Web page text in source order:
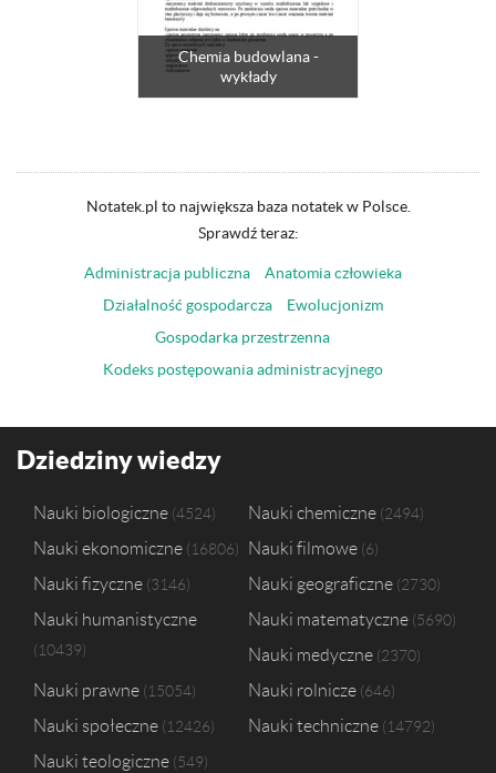
Chemia budowlana -
wykłady
Notatek.pl to największa baza notatek w Polsce.
Sprawdź teraz:
Administracja publiczna
Anatomia człowieka
Działalność gospodarcza
Ewolucjonizm
Gospodarka przestrzenna
Kodeks postępowania administracyjnego
Dziedziny wiedzy
Nauki biologiczne 4524 Nauki chemiczne 2494
Nauki ekonomiczne 16806 Nauki filmowe 6
Nauki fizyczne 3146 Nauki geograficzne 2730
Nauki humanistyczne
10439
Nauki matematyczne 5690
Nauki medyczne 2370
Nauki prawne 15054 Nauki rolnicze 646
Nauki społeczne 12426 Nauki techniczne 14792
Nauki teologiczne 549